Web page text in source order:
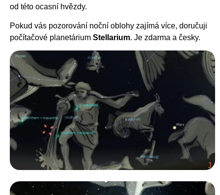
od této ocasní hvězdy.
Pokud vás pozorování noční oblohy zajímá více, doručuji
počítačové planetárium Stellarium. Je zdarma a česky.